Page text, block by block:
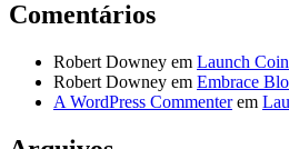
Comentários
Robert Downey em Launch
Robert Downey em Embrace
A WordPress Commenterem